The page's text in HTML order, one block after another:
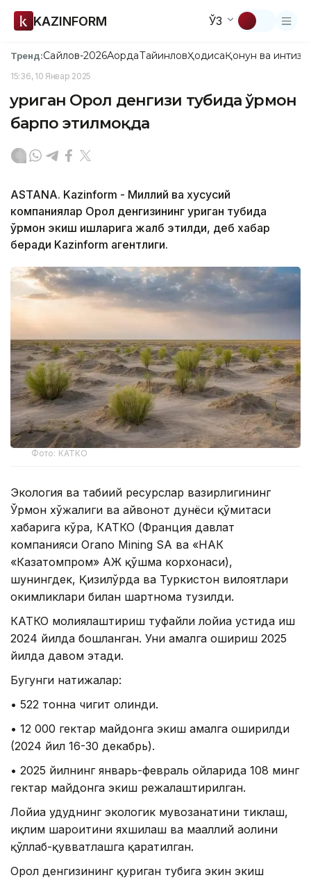
KAZINFORM ЎЗ
Тренд:Сайлов-2026АқордаТайинловҲодисаҚонун ва
15:36, 10 Январ 2025
Қуриган Орол денгизи тубида ўрмон
барпо этилмоқда
ASTANA. Kazinform - Миллий ва хусусий
компаниялар Орол денгизининг қуриган тубида
ўрмон экиш ишларига жалб этилди, деб хабар
беради Kazinform агентлиги.
Фото: КАТКО
Экология ва табиий ресурслар вазирлигининг
Ўрмон хўжалиги ва ҳайвонот дунёси қўмитаси
хабарига кўра, КАТКО (Франция давлат
компанияси Orano Mining SA ва «НАК
«Казатомпром» АЖ қўшма корхонаси),
шунингдек, Қизилўрда ва Туркистон вилоятлари
ҳокимликлари билан шартнома тузилди.
КАТКО молиялаштириш туфайли лойиҳа устида иш
2024 йилда бошланган. Уни амалга ошириш 2025
йилда давом этади.
Бугунги натижалар:
• 522 тонна чигит олинди.
• 12 000 гектар майдонга экиш амалга оширилди
(2024 йил 16-30 декабрь).
• 2025 йилнинг январь-февраль ойларида 108 минг
гектар майдонга экиш режалаштирилган.
Лойиҳа ҳудуднинг экологик мувозанатини тиклаш,
иқлим шароитини яхшилаш ва маҳаллий аҳолини
қўллаб-қувватлашга қаратилган.
Орол денгизининг қуриган тубига экин экиш